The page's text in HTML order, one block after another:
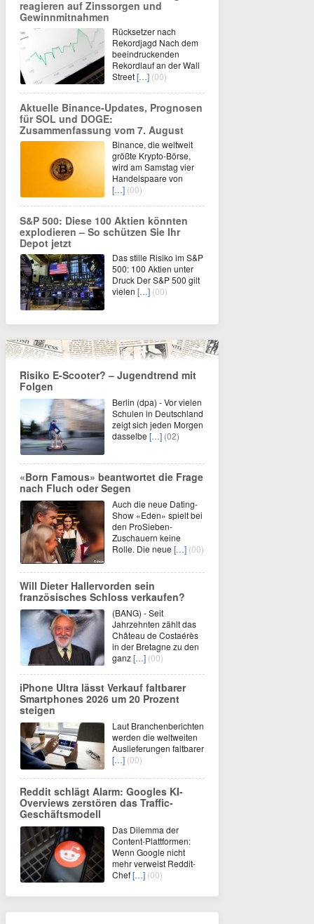
reagieren auf Zinssorgen und
Gewinnmitnahmen
Rücksetzer nach
Rekordjagd Nach dem
beeindruckenden
Rekordlauf an der Wall
Street[…] (00)
Aktuelle Binance-Updates, Prognosen
für SOL und DOGE:
Zusammenfassung vom 7. August
Binance, die weltweit
größte Krypto-Börse,
wird am Samstag vier
Handelspaare von
[…] (00)
S&P 500: Diese 100 Aktien könnten
explodieren – So schützen Sie Ihr
Depot jetzt
Das stille Risiko im S&P
500: 100 Aktien unter
Druck Der S&P 500 gilt
vielen […] (00)
Risiko E-Scooter? – Jugendtrend mit
Folgen
Berlin (dpa) - Vor vielen
Schulen in Deutschland
zeigt sich jeden Morgen
dasselbe […] (02)
«Born Famous» beantwortet die Frage
nach Fluch oder Segen
Auch die neue Dating-
Show «Eden» spielt bei
den ProSieben-
Zuschauern keine
Rolle. Die neue […] (00)
Will Dieter Hallervorden sein
französisches Schloss verkaufen?
(BANG) - Seit
Jahrzehnten zählt das
Château de Costaérès
in der Bretagne zu den
ganz[…] (00)
iPhone Ultra lässt Verkauf faltbarer
Smartphones 2026 um 20 Prozent
steigen
Laut Branchenberichten
werden die weltweiten
Auslieferungen faltbarer
[…] (00)
Reddit schlägt Alarm: Googles KI-
Overviews zerstören das Traffic-
Geschäftsmodell
Das Dilemma der
Content-Plattformen:
Wenn Google nicht
mehr verweist Reddit-
Chef[…] (00)